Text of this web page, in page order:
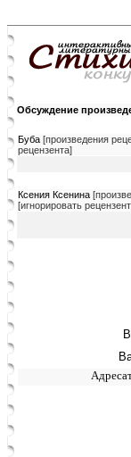
Обсуждение
Буба [произведения
рецензента]
Ксения Ксенина
[игнорировать